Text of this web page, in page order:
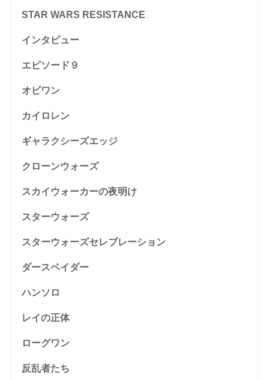
STAR WARS RESISTANCE
インタビュー
エピソード９
オビワン
カイロレン
ギャラクシーズエッジ
クローンウォーズ
スカイウォーカーの夜明け
スターウォーズ
スターウォーズセレブレーション
ダースベイダー
ハンソロ
レイの正体
ローグワン
反乱者たち